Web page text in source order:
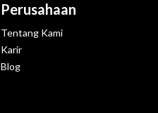
Perusahaan
Tentang Kami
Karir
Blog